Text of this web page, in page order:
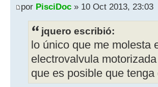
por PisciDoc » 10 Oct 2013, 23:03
jquero escribió:
lo único que me molesta
electrovalvula
que es posible que